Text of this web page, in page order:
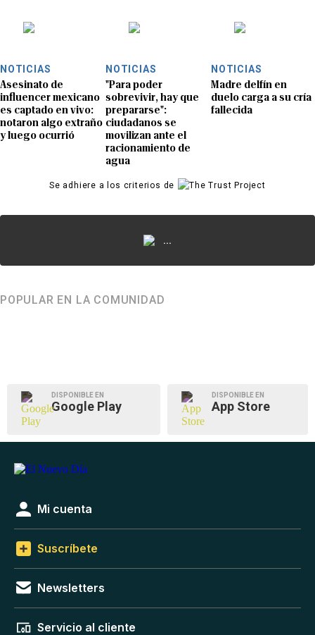
NOTICIAS
Asesinato de
influencer mexicano
es captado en vivo:
notaron algo extraño
y luego ocurrió
NOTICIAS
"Para poder
sobrevivir, hay que
prepararse":
ciudadanos se
movilizan ante el
racionamiento de
agua
NOTICIAS
Madre delfín en
duelo carga a su cría
fallecida
Se adhiere a los criterios de
...
POPULAR EN LA COMUNIDAD
DISPONIBLE EN
Google Play
DISPONIBLE EN
App Store
Mi cuenta
Suscríbete
Newsletters
Servicio al cliente